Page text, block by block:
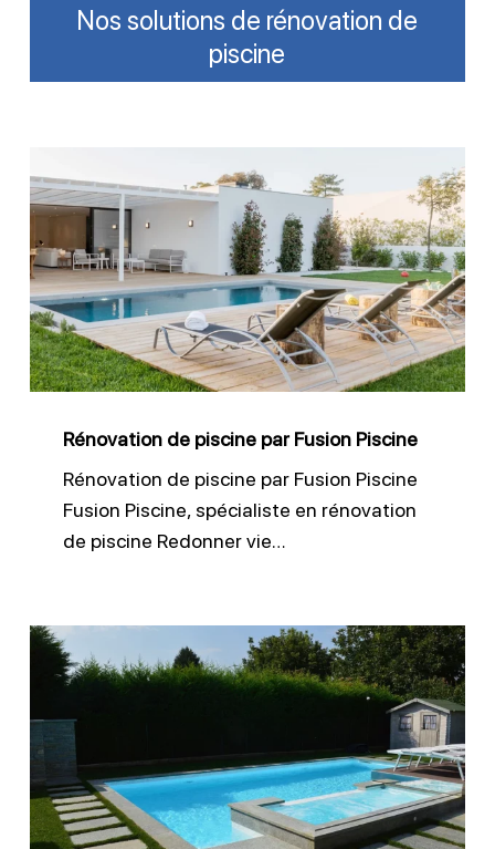
Nos solutions de rénovation de
piscine
de
piscine
par
Fusion
Piscine
Rénovation de piscine par Fusion Piscine
Rénovation de piscine par Fusion Piscine
Fusion Piscine, spécialiste en rénovation
de piscine Redonner vie…
Transformation
d’une
piscine
carrelée
en
liner